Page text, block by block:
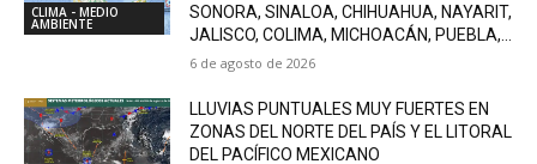
CLIMA - MEDIO
AMBIENTE
SONORA, SINALOA, CHIHUAHUA, NAYARIT,
JALISCO, COLIMA, MICHOACÁN, PUEBLA,...
6 de agosto de 2026
LLUVIAS PUNTUALES MUY FUERTES EN
ZONAS DEL NORTE DEL PAÍS Y EL LITORAL
DEL PACÍFICO MEXICANO